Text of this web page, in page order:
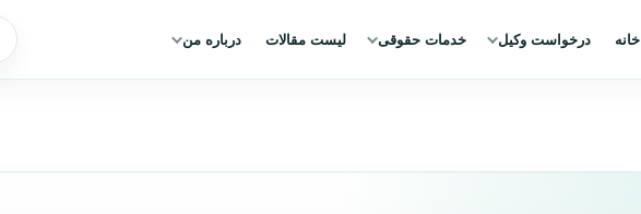
خانه درخواست وکیل خدمات حقوقی لیست مقالات درباره من